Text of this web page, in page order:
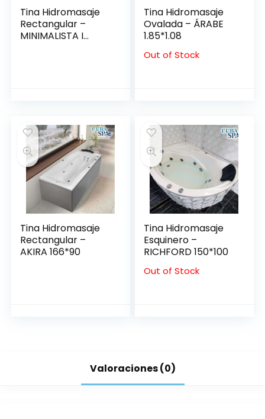
Tina Hidromasaje
Rectangular –
MINIMALISTA I
Tina Hidromasaje
Ovalada – ÁRABE
1.85*1.08
Out of Stock
Tina Hidromasaje
Rectangular –
AKIRA 166*90
Tina Hidromasaje
Esquinero –
RICHFORD 150*100
Out of Stock
Valoraciones (0)